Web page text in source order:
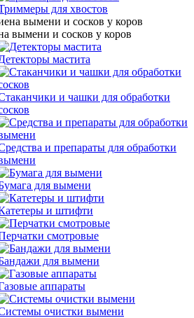
для хвостов
вымени и сосков у коров
мастита
и чашки для обработки
и препараты для обработки
для вымени
и штифти
смотровые
для вымени
аппараты
очистки вымени